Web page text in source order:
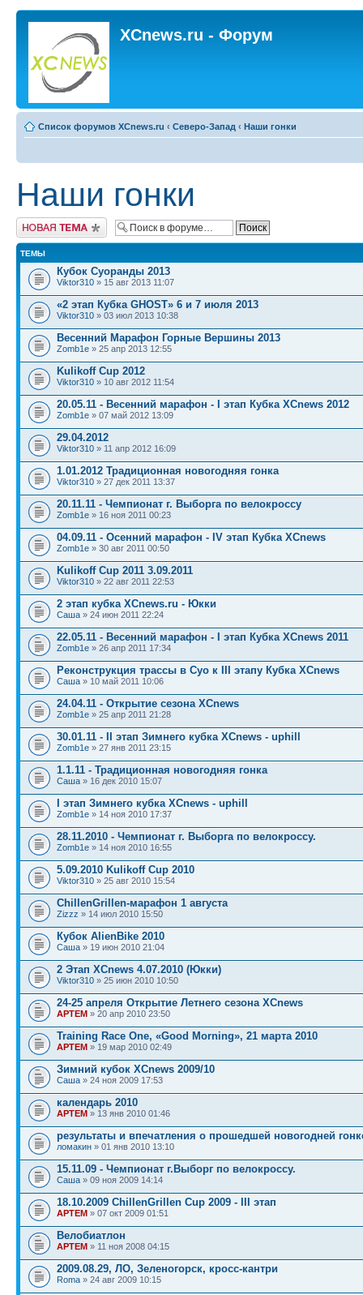
XCnews.ru - Форум
Список форумов XCnews.ru ‹ Северо-Запад ‹ Наши гонки
Наши гонки
Новая тема
ТЕМЫ
Кубок Суоранды 2013
Viktor310 » 15 авг 2013 11:07
«2 этап Кубка GHOST» 6 и 7 июля 2013
Viktor310 » 03 июл 2013 10:38
Весенний Марафон Горные Вершины 2013
Zomb1e » 25 апр 2013 12:55
Kulikoff Cup 2012
Viktor310 » 10 авг 2012 11:54
20.05.11 - Весенний марафон - I этап Кубка XCnews 2012
Zomb1e » 07 май 2012 13:09
29.04.2012
Viktor310 » 11 апр 2012 16:09
1.01.2012 Традиционная новогодняя гонка
Viktor310 » 27 дек 2011 13:37
20.11.11 - Чемпионат г. Выборга по велокроссу
Zomb1e » 16 ноя 2011 00:23
04.09.11 - Осенний марафон - IV этап Кубка XCnews
Zomb1e » 30 авг 2011 00:50
Kulikoff Cup 2011 3.09.2011
Viktor310 » 22 авг 2011 22:53
2 этап кубка XCnews.ru - Юкки
Саша » 24 июн 2011 22:24
22.05.11 - Весенний марафон - I этап Кубка XCnews 2011
Zomb1e » 26 апр 2011 17:34
Реконструкция трассы в Суо к III этапу Кубка XCnews
Саша » 10 май 2011 10:06
24.04.11 - Открытие сезона XCnews
Zomb1e » 25 апр 2011 21:28
30.01.11 - II этап Зимнего кубка XCnews - uphill
Zomb1e » 27 янв 2011 23:15
1.1.11 - Традиционная новогодняя гонка
Саша » 16 дек 2010 15:07
I этап Зимнего кубка XCnews - uphill
Zomb1e » 14 ноя 2010 17:37
28.11.2010 - Чемпионат г. Выборга по велокроссу.
Zomb1e » 14 ноя 2010 16:55
5.09.2010 Kulikoff Cup 2010
Viktor310 » 25 авг 2010 15:54
ChillenGrillen-марафон 1 августа
Zizzz » 14 июл 2010 15:50
Кубок AlienBike 2010
Саша » 19 июн 2010 21:04
2 Этап XCnews 4.07.2010 (Юкки)
Viktor310 » 25 июн 2010 10:50
24-25 апреля Открытие Летнего сезона XСnews
APTEM » 20 апр 2010 23:50
Training Race One, «Good Morning», 21 марта 2010
APTEM » 19 мар 2010 02:49
Зимний кубок XCnews 2009/10
Саша » 24 ноя 2009 17:53
календарь 2010
APTEM » 13 янв 2010 01:46
результаты и впечатления о прошедшей новогодней
ломакин » 01 янв 2010 13:10
15.11.09 - Чемпионат г.Выборг по велокроссу.
Саша » 09 ноя 2009 14:14
18.10.2009 ChillenGrillen Cup 2009 - III этап
APTEM » 07 окт 2009 01:51
Велобиатлон
APTEM » 11 ноя 2008 04:15
2009.08.29, ЛО, Зеленогорск, кросс-кантри
Roma » 24 авг 2009 10:15